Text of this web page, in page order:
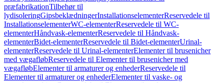
præfabrikationTilbehør til
lydisoleringGipsbeklædningerInstallationselementerReservedele til
InstallationselementerWC-elementerReservedele til WC-
elementerHåndvask-elementerReservedele til Håndvask-
elementerBidet-elementerReservedele til Bidet-elementerUrinal-
elementerReservedele til Urinal-elementerElementer til brusenicher
med vægafløbReservedele til Elementer til brusenicher med
vægafløbElementer til armaturer og enhederReservedele til
Elementer til armaturer og enhederElementer til vaske- og